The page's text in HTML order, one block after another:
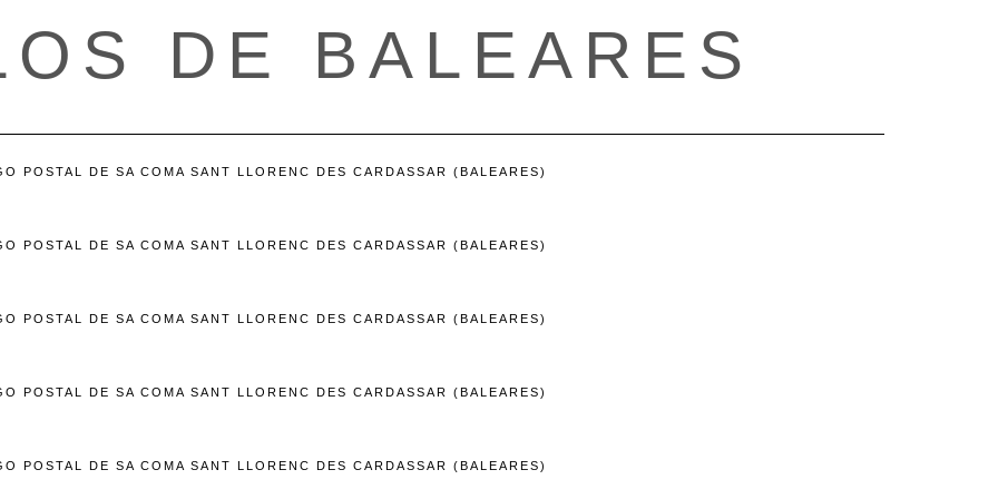
DE BALEARES
POSTAL DE SA COMA SANT LLORENC DES CARDASSAR (BALEARES)
POSTAL DE SA COMA SANT LLORENC DES CARDASSAR (BALEARES)
POSTAL DE SA COMA SANT LLORENC DES CARDASSAR (BALEARES)
POSTAL DE SA COMA SANT LLORENC DES CARDASSAR (BALEARES)
POSTAL DE SA COMA SANT LLORENC DES CARDASSAR (BALEARES)